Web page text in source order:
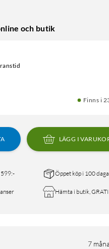
och butik
Finns i
LÄGG I
Öppet köp i 100
Hämta i butik,
7